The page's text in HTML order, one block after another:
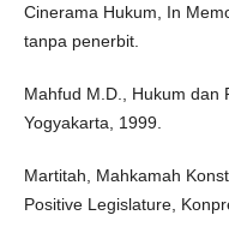
Cinerama Hukum, In
tanpa penerbit.
Mahfud M.D., Hukum dan
Yogyakarta, 1999.
Martitah, Mahkamah
Positive Legislature,